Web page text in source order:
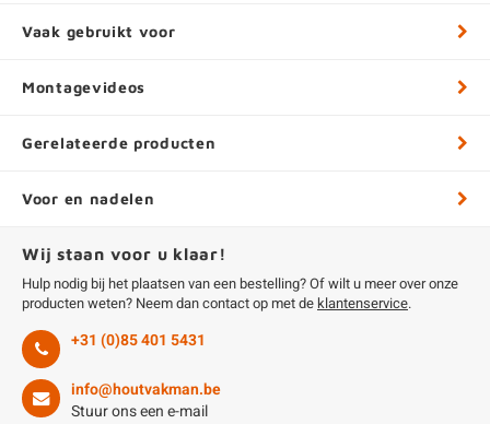
Vaak gebruikt voor
Montagevideos
Gerelateerde producten
Voor en nadelen
Wij staan voor u klaar!
Hulp nodig bij het plaatsen van een bestelling? Of wilt u meer over onze
producten weten? Neem dan contact op met de klantenservice.
+31 (0)85 401 5431
info@houtvakman.be
Stuur ons een e-mail